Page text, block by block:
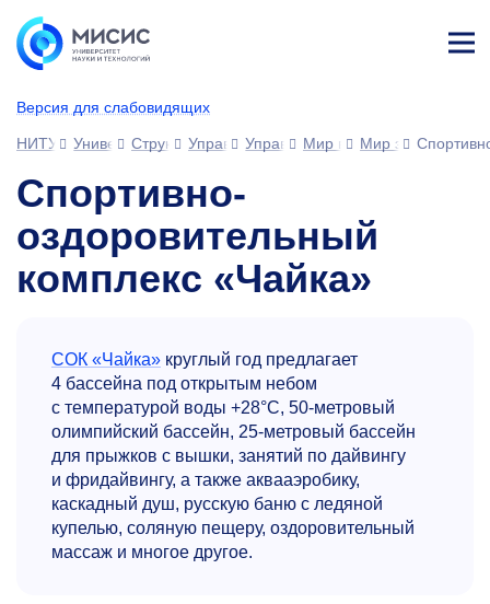
Версия для слабовидящих
ине
НИТУ МИСИСУниверситетСтруктура университета
УправленияУправление развития
Мир возможностей
Мир здоровья и
Спортивно-
оздоровительный
комплекс «Чайка»
СОК «Чайка» круглый год предлагает
4 бассейна под открытым небом
с температурой воды +28°С, 50-метровый
олимпийский бассейн, 25-метровый бассейн
для прыжков с вышки, занятий по дайвингу
и фридайвингу, а также аквааэробику,
каскадный душ, русскую баню с ледяной
купелью, соляную пещеру, оздоровительный
массаж и многое другое.